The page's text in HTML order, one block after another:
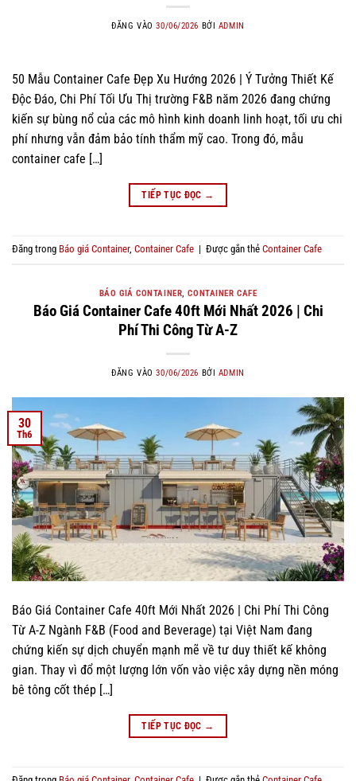
ĐĂNG VÀO30/06/2026 BỞI ADMIN
50 Mẫu Container Cafe Đẹp Xu Hướng 2026 | Ý Tưởng Thiết Kế
Độc Đáo, Chi Phí Tối Ưu Thị trường F&B năm 2026 đang chứng
kiến sự bùng nổ của các mô hình kinh doanh linh hoạt, tối ưu chi
phí nhưng vẫn đảm bảo tính thẩm mỹ cao. Trong đó, mẫu
container cafe […]
TIẾP TỤC ĐỌC →
Đăng trong Báo giá Container, Container Cafe | Được gắn thẻ Container Cafe
BÁO GIÁ CONTAINER,CONTAINER CAFE
Báo Giá Container Cafe 40ft Mới Nhất 2026 | Chi
Phí Thi Công Từ A-Z
ĐĂNG VÀO30/06/2026 BỞI ADMIN
30
Th6
Báo Giá Container Cafe 40ft Mới Nhất 2026 | Chi Phí Thi Công
Từ A-Z Ngành F&B (Food and Beverage) tại Việt Nam đang
chứng kiến sự dịch chuyển mạnh mẽ về tư duy thiết kế không
gian. Thay vì đổ một lượng lớn vốn vào việc xây dựng nền móng
bê tông cốt thép […]
TIẾP TỤC ĐỌC →